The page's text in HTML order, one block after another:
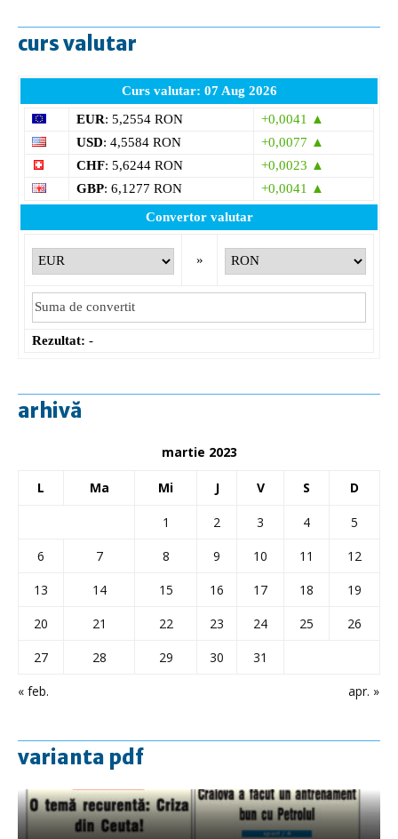
curs valutar
Curs valutar: 07 Aug 2026
EUR: 5,2554 RON
+0,0041 ▲
USD: 4,5584 RON
+0,0077 ▲
CHF: 5,6244 RON
+0,0023 ▲
GBP: 6,1277 RON
+0,0041 ▲
Convertor valutar
»
Rezultat: -
arhivă
martie 2023
L Ma Mi J V S D
« feb. apr. »
1 2 3 4
5
6
7 8 9 10 11
12
13
14 15 16 17 18
19
20
21 22 23 24 25
26
27
28 29 30 31
varianta pdf